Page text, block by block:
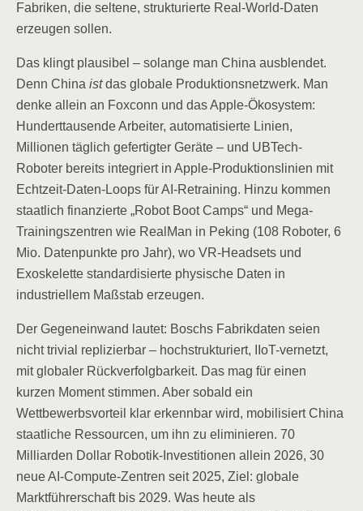
Fabriken, die seltene, strukturierte Real-World-Daten
erzeugen sollen.
Das klingt plausibel – solange man China ausblendet.
Denn China istdas globale Produktionsnetzwerk. Man
denke allein an Foxconn und das Apple-Ökosystem:
Hunderttausende Arbeiter, automatisierte Linien,
Millionen täglich gefertigter Geräte – und UBTech-
Roboter bereits integriert in Apple-Produktionslinien mit
Echtzeit-Daten-Loops für AI-Retraining. Hinzu kommen
staatlich finanzierte „Robot Boot Camps“ und Mega-
Trainingszentren wie RealMan in Peking (108 Roboter, 6
Mio. Datenpunkte pro Jahr), wo VR-Headsets und
Exoskelette standardisierte physische Daten in
industriellem Maßstab erzeugen.
Der Gegeneinwand lautet: Boschs Fabrikdaten seien
nicht trivial replizierbar – hochstrukturiert, IIoT-vernetzt,
mit globaler Rückverfolgbarkeit. Das mag für einen
kurzen Moment stimmen. Aber sobald ein
Wettbewerbsvorteil klar erkennbar wird, mobilisiert China
staatliche Ressourcen, um ihn zu eliminieren. 70
Milliarden Dollar Robotik-Investitionen allein 2026, 30
neue AI-Compute-Zentren seit 2025, Ziel: globale
Marktführerschaft bis 2029. Was heute als